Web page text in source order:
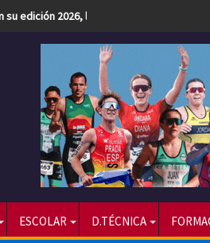
edición 2026, la más numerosa hasta la
ESCOLAR D.TÉCNICA